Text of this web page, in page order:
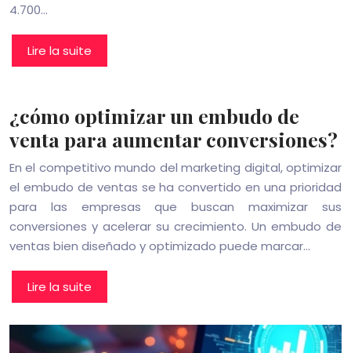
4.700…
Lire la suite
¿cómo optimizar un embudo de
venta para aumentar conversiones?
En el competitivo mundo del marketing digital, optimizar
el embudo de ventas se ha convertido en una prioridad
para las empresas que buscan maximizar sus
conversiones y acelerar su crecimiento. Un embudo de
ventas bien diseñado y optimizado puede marcar…
Lire la suite